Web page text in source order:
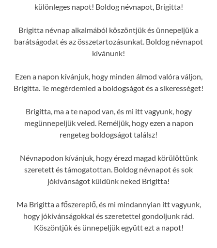
különleges napot! Boldog névnapot, Brigitta!
Brigitta névnap alkalmából köszöntjük és ünnepeljük a
barátságodat és az összetartozásunkat. Boldog névnapot
kívánunk!
Ezen a napon kívánjuk, hogy minden álmod valóra váljon,
Brigitta. Te megérdemled a boldogságot és a sikerességet!
Brigitta, ma a te napod van, és mi itt vagyunk, hogy
megünnepeljük veled. Reméljük, hogy ezen a napon
rengeteg boldogságot találsz!
Névnapodon kívánjuk, hogy érezd magad körülöttünk
szeretett és támogatottan. Boldog névnapot és sok
jókívánságot küldünk neked Brigitta!
Ma Brigitta a főszereplő, és mi mindannyian itt vagyunk,
hogy jókívánságokkal és szeretettel gondoljunk rád.
Köszöntjük és ünnepeljük együtt ezt a napot!